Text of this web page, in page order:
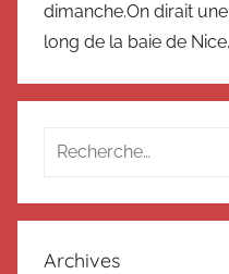
dimanche.On dirait
long de la baie de
Recherche
:
Archives